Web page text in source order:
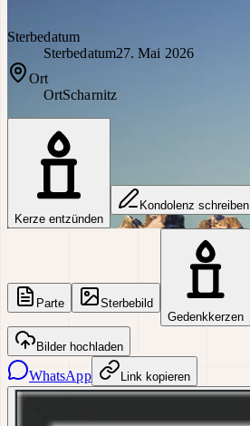
Sterbedatum
Sterbedatum27. Mai 2026
Ort
OrtScharnitz
Kerze entzünden
Kondolenz schreiben
Parte
Sterbebild
Gedenkkerzen
Bilder hochladen
WhatsApp Link kopieren